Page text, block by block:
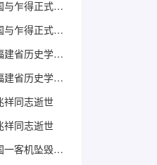
[ 2006年 ] 8月6日 中国与乍得正式恢复外交关系
[ 2006年 ] 8月6日 中国与乍得正式恢复外交关系
[ 2003年 ] 8月6日 原福建省历史学会会长韩国磐因病逝世
[ 2003年 ] 8月6日 原福建省历史学会会长韩国磐因病逝世
祥同志逝世
祥同志逝世
[ 1997年 ] 8月6日 韩国一客机坠毁关岛